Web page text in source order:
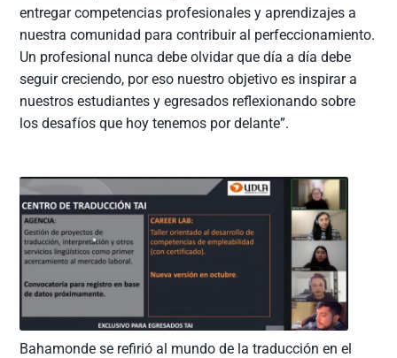
entregar competencias profesionales y aprendizajes a
nuestra comunidad para contribuir al perfeccionamiento.
Un profesional nunca debe olvidar que día a día debe
seguir creciendo, por eso nuestro objetivo es inspirar a
nuestros estudiantes y egresados reflexionando sobre
los desafíos que hoy tenemos por delante”.
Bahamonde se refirió al mundo de la traducción en el